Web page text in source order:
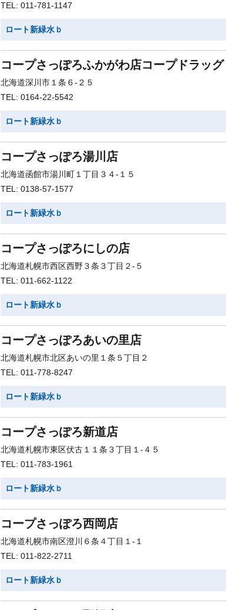
TEL: 011-781-1147
ロート新緑水ｂ
コープさっぽろふかがわ店コープドラッグ
北海道深川市１条６-２５
TEL: 0164-22-5542
ロート新緑水ｂ
コープさっぽろ湯川店
北海道函館市湯川町１丁目３４-１５
TEL: 0138-57-1577
ロート新緑水ｂ
コープさっぽろにしの店
北海道札幌市西区西野３条３丁目２-５
TEL: 011-662-1122
ロート新緑水ｂ
コープさっぽろあいの里店
北海道札幌市北区あいの里１条５丁目２
TEL: 011-778-8247
ロート新緑水ｂ
コープさっぽろ新道店
北海道札幌市東区伏古１１条３丁目１-４５
TEL: 011-783-1961
ロート新緑水ｂ
コープさっぽろ西岡店
北海道札幌市南区澄川６条４丁目１-１
TEL: 011-822-2711
ロート新緑水ｂ